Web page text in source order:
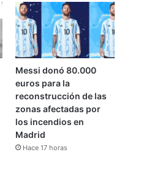
Messi donó 80.000
euros para la
reconstrucción de las
zonas afectadas por
los incendios en
Madrid
Hace 17 horas